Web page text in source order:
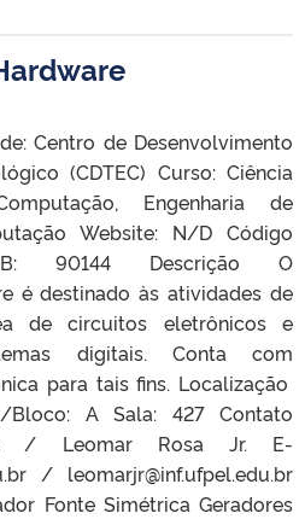
Centro de Desenvolvimento
(CDTEC) Curso: Ciência
Engenharia de
Website: N/D Código
90144 Descrição O
é destinado às atividades de
de circuitos eletrônicos e
digitais. Conta com
para tais fins. Localização
Bloco: A Sala: 427 Contato
/ Leomar Rosa Jr. E-
/ leomarjr@inf.ufpel.edu.br
Fonte Simétrica Geradores